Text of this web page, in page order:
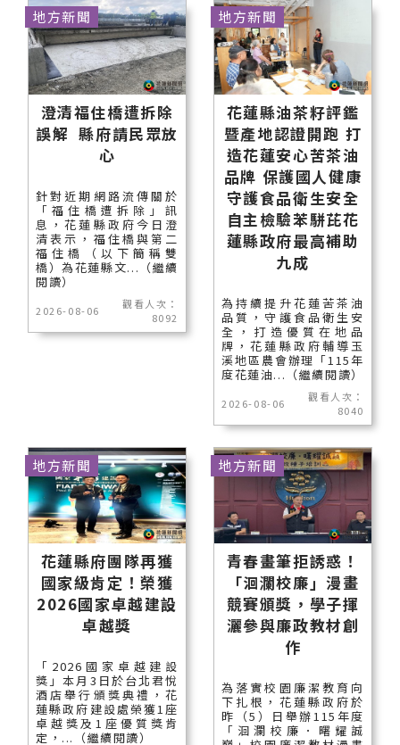
澄清福住橋遭拆除
誤解 縣府請民眾放
心
針對近期網路流傳關於
「福住橋遭拆除」訊
息，花蓮縣政府今日澄
清表示，福住橋與第二
福住橋（以下簡稱雙
橋）為花蓮縣文...（繼續
閱讀）
2026-08-06
觀看人次：
8092
地方新聞
花蓮縣油茶籽評鑑
暨產地認證開跑 打
造花蓮安心苦茶油
品牌 保護國人健康
守護食品衛生安全
自主檢驗苯駢芘花
蓮縣政府最高補助
九成
為持續提升花蓮苦茶油
品質，守護食品衛生安
全，打造優質在地品
牌，花蓮縣政府輔導玉
溪地區農會辦理「115年
度花蓮油...（繼續閱讀）
2026-08-06
觀看人次：
8040
地方新聞
花蓮縣府團隊再獲
國家級肯定！榮獲
2026國家卓越建設
卓越獎
「2026國家卓越建設
獎」本月3日於台北君悅
酒店舉行頒獎典禮，花
蓮縣政府建設處榮獲1座
卓越獎及1座優質獎肯
定，...（繼續閱讀）
地方新聞
青春畫筆拒誘惑！
「洄瀾校廉」漫畫
競賽頒獎，學子揮
灑參與廉政教材創
作
為落實校園廉潔教育向
下扎根，花蓮縣政府於
昨（5）日舉辦115年度
「洄瀾校廉．曙耀誠
地方新聞